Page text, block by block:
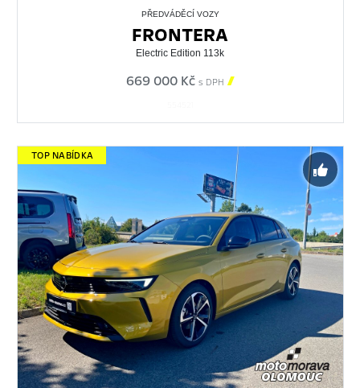
PŘEDVÁDĚCÍ VOZY
FRONTERA
Electric Edition 113k
669 000 Kč s DPH 
TOP NABÍDKA